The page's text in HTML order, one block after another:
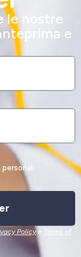
le nostre
e
Policye Terms of